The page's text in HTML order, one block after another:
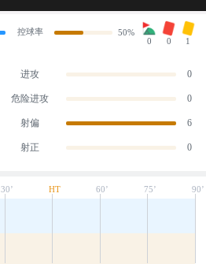
控球率
50%
0
0 1
进攻 0
危险进攻 0
射偏 6
射正 0
30’ HT 60’ 75’ 90’